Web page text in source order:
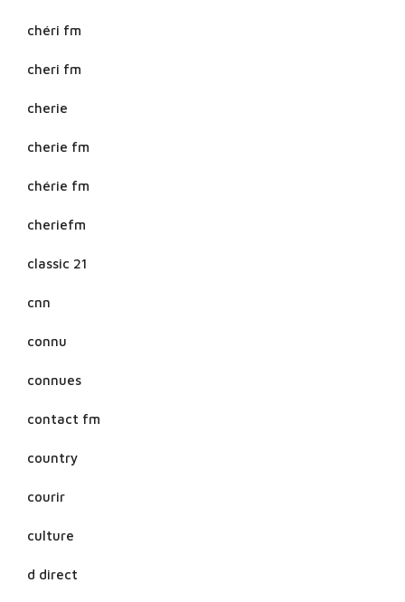
chéri fm
cheri fm
cherie
cherie fm
chérie fm
cheriefm
classic 21
cnn
connu
connues
contact fm
country
courir
culture
d direct